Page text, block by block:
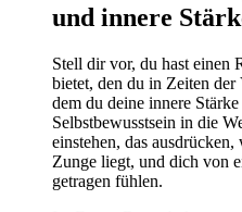
und innere
Stell dir vor, du hast einen
bietet, den du in Zeiten
dem du deine innere
Selbstbewusstsein in die
einstehen, das
Zunge liegt, und dich von
getragen fühlen.